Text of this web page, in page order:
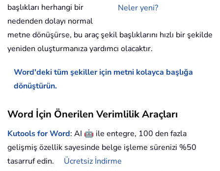
Neler yeni?
başlıkları herhangi bir
nedenden dolayı normal
metne dönüşürse, bu araç şekil başlıklarını hızlı bir şekilde
yeniden oluşturmanıza yardımcı olacaktır.
Word'deki tüm şekiller için metni kolayca başlığa
dönüştürün.
Word İçin Önerilen Verimlilik Araçları
Kutools for Word: AI 🤖 ile entegre, 100 den fazla
gelişmiş özellik sayesinde belge işleme sürenizi %50
tasarruf edin.
Ücretsiz İndirme